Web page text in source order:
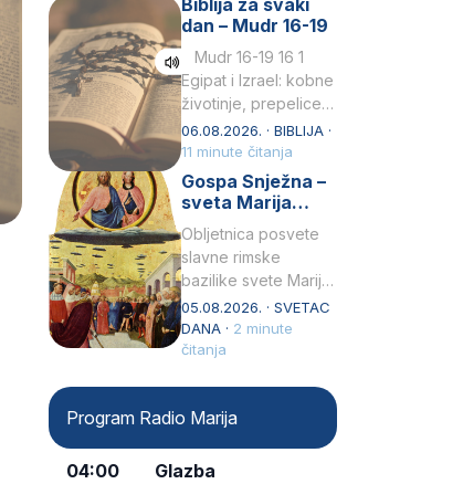
Petar u svojoj
drugoj…
Biblija za svaki
dan – Mudr 16-19
Mudr 16-19 16 1
Egipat i Izrael: kobne
životinje, prepelice
Zato bijahu
primjereno kažnjeni
sličnim životinjamai
mučeni mnoštvom
06.08.2026. · BIBLIJA ·
11 minute čitanja
Gospa Snježna –
sveta Marija
Velika, zaštitnica
rimske bazilike
Obljetnica posvete
slavne rimske
bazilike svete Marije
Velike (Santa Maria
Maggiore) u narodu
se slavi kao Gospa
05.08.2026. · SVETAC
DANA · 2 minute
čitanja
Program Radio Marija
04:00 Glazba